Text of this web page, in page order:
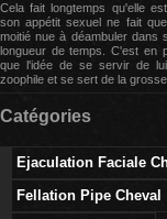
Cela fait longtemps qu'elle
son appétit sexuel ne fait
moitié nue à déambuler dans
longueur de temps. C'est en
que l'idée de se servir de
zoophile et se sert de la
Catégories
Ejaculation Faciale
Fellation Pipe Cheval